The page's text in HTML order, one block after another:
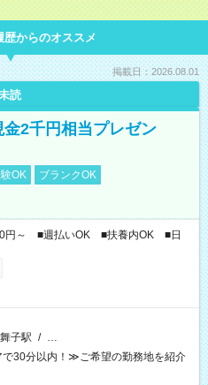
からのオススメ
掲載日：2026.08.01
読
2千円相当プレゼン
OK
ブランクOK
円～ ■週払いOK ■扶養内OK ■日
舞子駅 / …
30分以内！≫ご希望の勤務地を紹介